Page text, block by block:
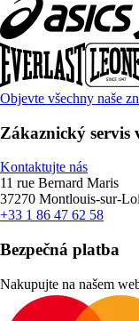
Objevte všechny naše
Zákaznický servis
Kontaktujte nás
11 rue Bernard Maris
37270 Montlouis-sur-
+33 1 86 47 62 58
Bezpečná platba
Nakupujte na našem